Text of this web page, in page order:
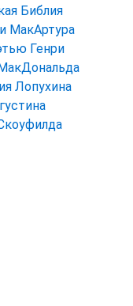
Библия
МакАртура
Генри
Лопухина